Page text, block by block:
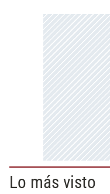
Lo más visto